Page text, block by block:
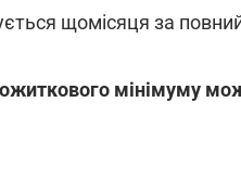
щомісяця за
мінімуму